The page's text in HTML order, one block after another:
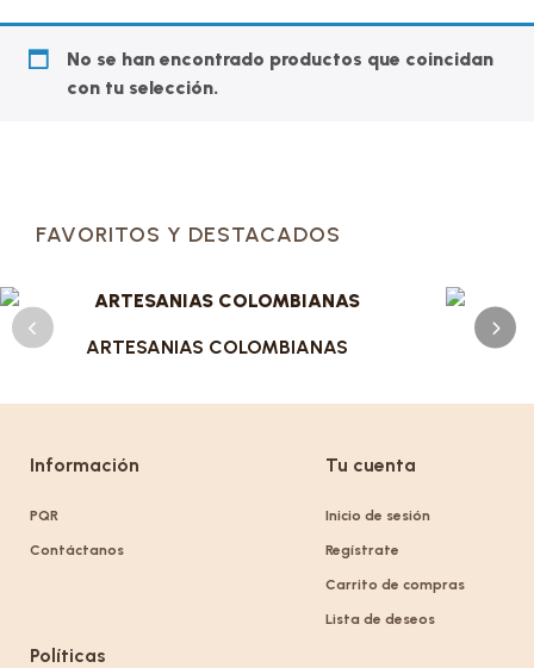
No se han encontrado productos que coincidan
con tu selección.
FAVORITOS Y DESTACADOS
ARTESANIAS COLOMBIANAS
Información
PQR
Contáctanos
Tu cuenta
Inicio de sesión
Regístrate
Carrito de compras
Lista de deseos
Políticas